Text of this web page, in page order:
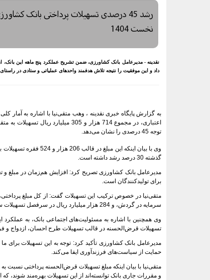
نخست 1404
داد و این موفقیت را نتیجه تلاش هدفمند واحدهای عملیاتی و ستادی در
به گزارش پایگاه خبری نقدینه ، وهب متقی‌نیا با اشاره به
اعتباری، در مجموع 714 هزار و
توجه 45 درصدی را نشان می‌دهد.
وی با بیان اینکه
گذشته 30 درصد رشد داشته است.
مدیرعامل بانک کشاورزی تصریح کرد: افزایش هم‌زمان در مبلغ
برای تولیدکنندگان است.
سرمایه در گردش، و 284 هزار میلیارد ریال در سرفصل تسهیلات سرمایه‌ای برای حمایت از سرمایه‌گذاری‌های توسعه‌ای و بلندمدت در زنجیره تأمین کشاورزی اختصاص یافته است.
تسهیلات قرض‌الحسنه در قالب تسهیلات طرح احسان، ازدواج و
مدیرعامل بانک کشاورزی تأکید کرد: توجه به این تسهیلات برای
حمایت از سیاست‌های فرزندآوری ایفا می‌کند.
و مقررات جاری بانک توانسته‌اند از این تسهیلات بهره‌مند